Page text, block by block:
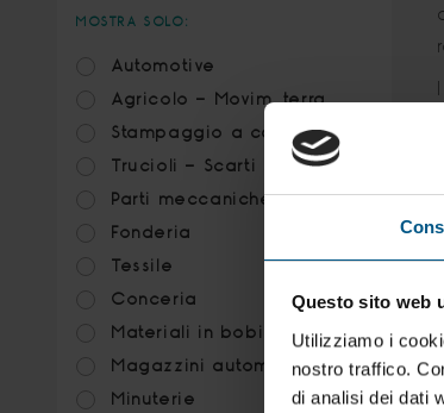
Questo sito web
Utilizziamo i
nostro traffico.
di analisi dei dati
MOSTRA SOLO:
Automotive
Agricolo - Movim. terra
Stampaggio a caldo
Trucioli - Scarti metallici
Parti meccaniche
Fonderia
Tessile
Conceria
Materiali in bobina
Magazzini automatizzati
Minuterie